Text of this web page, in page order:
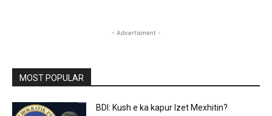
- Advertisment -
MOST POPULAR
BDI: Kush e ka kapur Izet Mexhitin?